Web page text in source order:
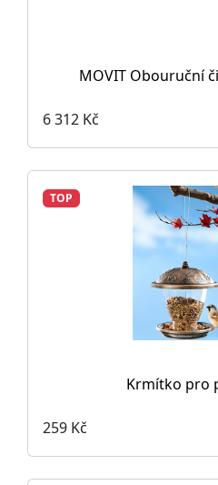
MOVIT Obouruční
6 312 Kč
TOP
Krmítko pro
259 Kč